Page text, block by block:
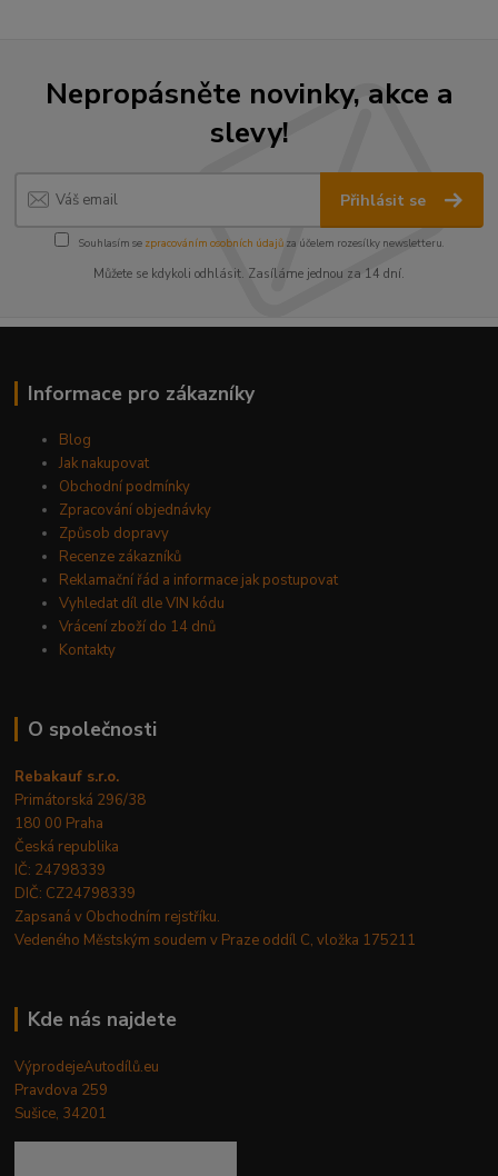
Nepropásněte novinky, akce a
slevy!
Přihlásit se
Souhlasím se zpracováním osobních údajůza účelem rozesílky newsletteru.
Můžete se kdykoli odhlásit. Zasíláme jednou za 14 dní.
Informace pro zákazníky
Blog
Jak nakupovat
Obchodní podmínky
Zpracování objednávky
Způsob dopravy
Recenze zákazníků
Reklamační řád a informace jak postupovat
Vyhledat díl dle VIN kódu
Vrácení zboží do 14 dnů
Kontakty
O společnosti
Rebakauf s.r.o.
Primátorská 296/38
180 00 Praha
Česká republika
IČ: 24798339
DIČ: CZ24798339
Zapsaná v Obchodním rejstříku.
Vedeného Městským soudem v Praze oddíl C, vložka 175211
Kde nás najdete
VýprodejeAutodílů.eu
Pravdova 259
Sušice, 34201